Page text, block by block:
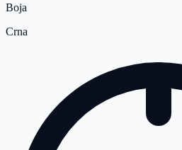
Boja
Crna